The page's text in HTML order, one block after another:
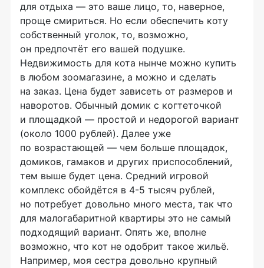
для отдыха — это ваше лицо, то, наверное,
проще смириться. Но если обеспечить коту
собственный уголок, то, возможно,
он предпочтёт его вашей подушке.
Недвижимость для кота нынче можно купить
в любом зоомагазине, а можно и сделать
на заказ. Цена будет зависеть от размеров и
наворотов. Обычный домик с когтеточкой
и площадкой — простой и недорогой вариант
(около 1000 рублей). Далее уже
по возрастающей — чем больше площадок,
домиков, гамаков и других приспособлений,
тем выше будет цена. Средний игровой
комплекс обойдётся в 4-5 тысяч рублей,
но потребует довольно много места, так что
для малогабаритной квартиры это не самый
подходящий вариант. Опять же, вполне
возможно, что кот не одобрит такое жильё.
Например, моя сестра довольно крупный